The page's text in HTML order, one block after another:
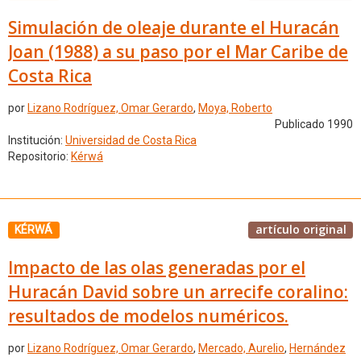
Simulación de oleaje durante el Huracán
Joan (1988) a su paso por el Mar Caribe de
Costa Rica
por Lizano Rodríguez, Omar Gerardo, Moya, Roberto
Publicado 1990
Institución: Universidad de Costa Rica
Repositorio: Kérwá
KÉRWÁ artículo original
Impacto de las olas generadas por el
Huracán David sobre un arrecife coralino:
resultados de modelos numéricos.
por Lizano Rodríguez, Omar Gerardo, Mercado, Aurelio, Hernández